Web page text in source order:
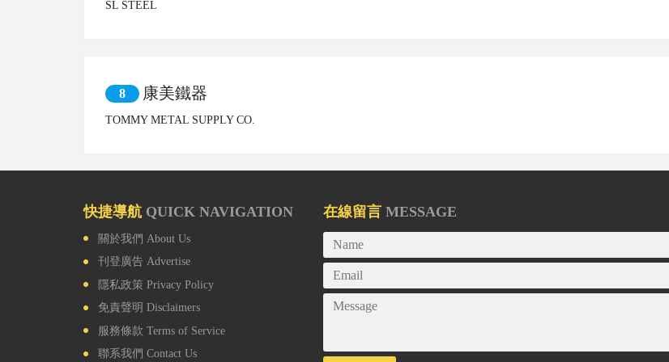
SL STEEL
8 康美鐵器
TOMMY METAL SUPPLY CO.
快捷導航QUICK NAVIGATION
關於我們 About Us
刊登廣告 Advertise
隱私政策 Privacy Policy
免責聲明 Disclaimers
服務條款 Terms of Service
聯系我們 Contact Us
在線留言MESSAGE